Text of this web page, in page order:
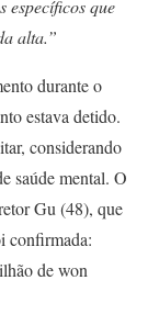
específicos que
alta.”
durante o
estava detido.
considerando
saúde mental. O
Gu (48), que
confirmada:
de won